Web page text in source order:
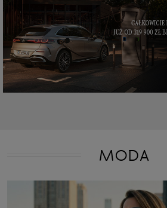
które przeglądarka wysyła do serwera przy
stronę z tego urządzenia, podczas gdy
Szczegółową informację na temat plików
znajdziesz
pod tym linkiem
. Pod tym linkiem
o tym jak zmienić ustawienia przeglądarki, aby
funkcjonowanie plików cookies itp. oraz jak
urządzenia.
Twoje uprawnienia
Przysługują Ci następujące uprawnienia
2. Masz również prawo żądania dostępu do
sprostowania, usunięcia lub ograniczenia
oraz prawo do wniesienia skargi do organu
jest Prezes Urzędu Ochrony Danych
znajdziesz dodatkowe informacje dotyczące
MODA